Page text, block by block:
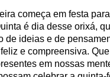
começa em festa
é dia desse orixá,
de ideias e de
e compreensiva.
em nossas